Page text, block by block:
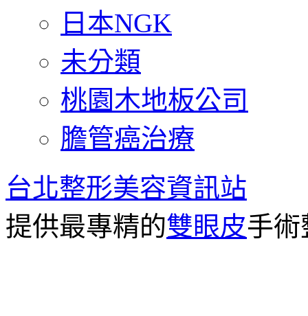
日本NGK
未分類
桃園木地板公司
膽管癌治療
台北整形美容資訊站
提供最專精的雙眼皮手術